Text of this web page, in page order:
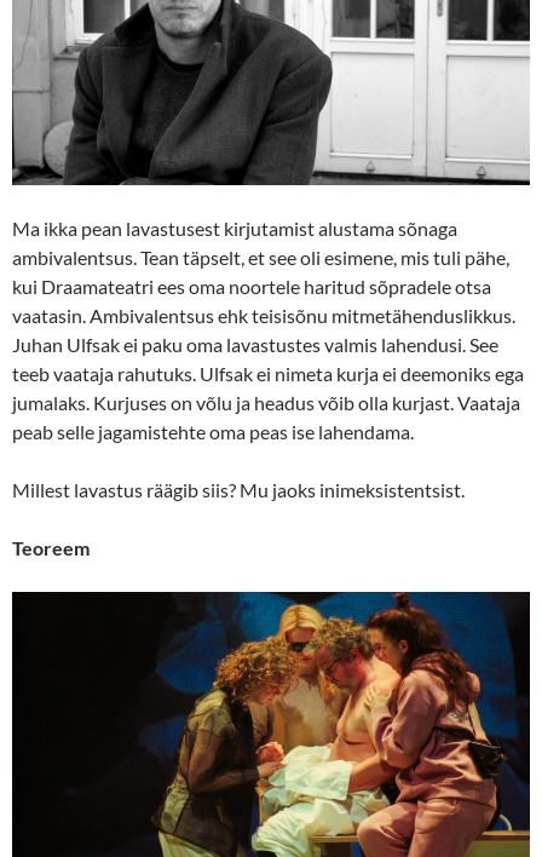
Ma ikka pean lavastusest kirjutamist alustama sõnaga
ambivalentsus. Tean täpselt, et see oli esimene, mis tuli pähe,
kui Draamateatri ees oma noortele haritud sõpradele otsa
vaatasin. Ambivalentsus ehk teisisõnu mitmetähenduslikkus.
Juhan Ulfsak ei paku oma lavastustes valmis lahendusi. See
teeb vaataja rahutuks. Ulfsak ei nimeta kurja ei deemoniks ega
jumalaks. Kurjuses on võlu ja headus võib olla kurjast. Vaataja
peab selle jagamistehte oma peas ise lahendama.
Millest lavastus räägib siis? Mu jaoks inimeksistentsist.
Teoreem